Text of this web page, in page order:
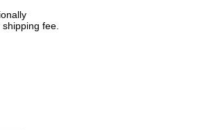
fee.